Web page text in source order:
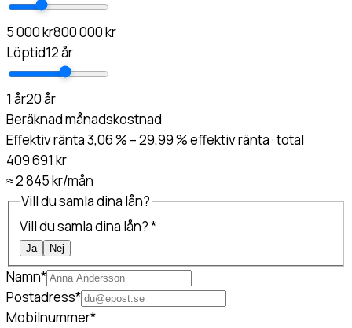
5 000 kr800 000 kr
Löptid12 år
1 år20 år
Beräknad månadskostnad
Effektiv ränta 3,06 % – 29,99 % effektiv ränta · total
409 691 kr
≈2 845 kr/mån
Vill du samla dina lån?
Vill du samla dina lån?*
Ja Nej
Namn*
Postadress*
Mobilnummer*